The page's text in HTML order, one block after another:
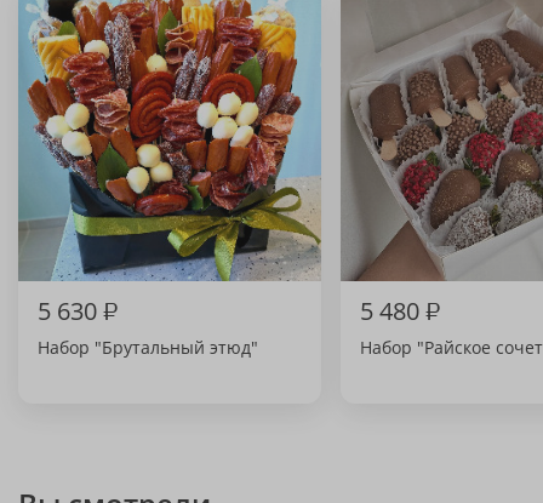
5 630₽
Набор "Брутальный этюд"
5 480₽
Набор "Райское